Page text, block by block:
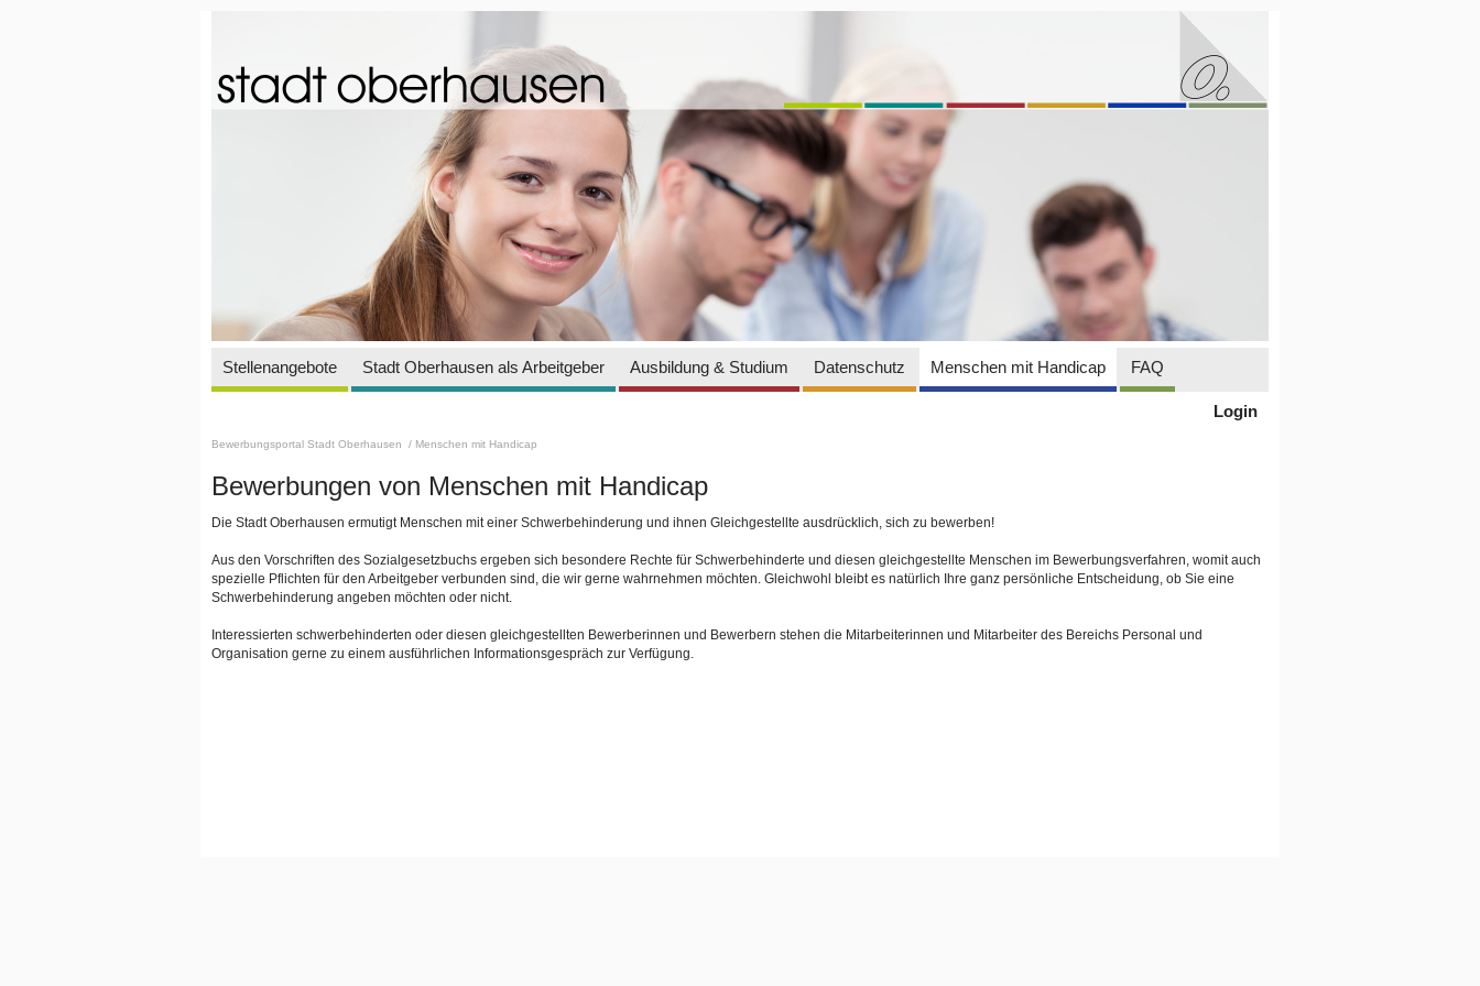
Stellenangebote Stadt Oberhausen als Arbeitgeber Ausbildung & Studium Datenschutz Menschen mit Handicap FAQ
Login
Bewerbungsportal Stadt Oberhausen / Menschen mit Handicap
Bewerbungen von Menschen mit Handicap
Die Stadt Oberhausen ermutigt Menschen mit einer Schwerbehinderung und ihnen Gleichgestellte ausdrücklich, sich zu bewerben!
Aus den Vorschriften des Sozialgesetzbuchs ergeben sich besondere Rechte für Schwerbehinderte und diesen gleichgestellte Menschen im Bewerbungsverfahren, womit auch
spezielle Pflichten für den Arbeitgeber verbunden sind, die wir gerne wahrnehmen möchten. Gleichwohl bleibt es natürlich Ihre ganz persönliche Entscheidung, ob Sie eine
Schwerbehinderung angeben möchten oder nicht.
Interessierten schwerbehinderten oder diesen gleichgestellten Bewerberinnen und Bewerbern stehen die Mitarbeiterinnen und Mitarbeiter des Bereichs Personal und
Organisation gerne zu einem ausführlichen Informationsgespräch zur Verfügung.